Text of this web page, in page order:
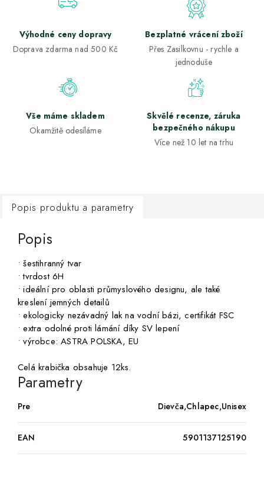
Výhodné ceny dopravy
Doprava zdarma nad 500 Kč
Bezplatné vrácení zboží
Přes Zasilkovnu - rychle a
jednoduše
Vše máme skladem
Okamžitě odesíláme
Skvělé recenze, záruka
bezpečného nákupu
Více než 10 let na trhu
Popis produktu a parametry
Popis
• šestihranný tvar
• tvrdost 6H
• ideální pro oblasti průmyslového designu, ale také
kreslení jemných detailů
• ekologicky nezávadný lak na vodní bázi, certifikát FSC
• extra odolné proti lámání díky SV lepení
• výrobce: ASTRA POLSKA, EU
Celá krabička obsahuje 12ks.
Parametry
Pre Dievča,Chlapec,Unisex
EAN 5901137125190